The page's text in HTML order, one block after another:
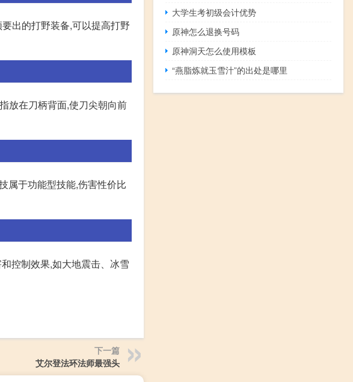
出的打野装备,可以提高打野
放在刀柄背面,使刀尖朝向前
属于功能型技能,伤害性价比
控制效果,如大地震击、冰雪
下一篇
艾尔登法环法师最强头
大学生考初级会计优势
原神怎么退换号码
原神洞天怎么使用模板
“燕脂炼就玉雪汁”的出处是哪里